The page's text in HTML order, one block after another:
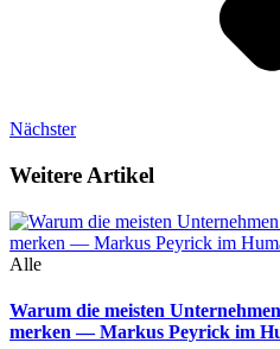
Nächster
Weitere Artikel
Alle
Warum die meisten
merken — Markus Peyrick im